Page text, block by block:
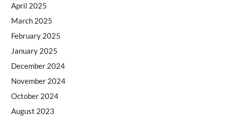
April 2025
March 2025
February 2025
January 2025
December 2024
November 2024
October 2024
August 2023